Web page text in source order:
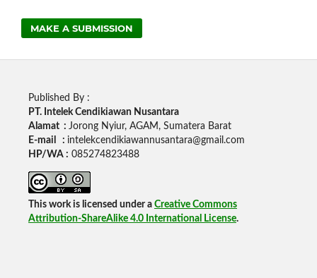
MAKE A SUBMISSION
Published By :
PT. Intelek Cendikiawan Nusantara
Alamat : Jorong Nyiur, AGAM, Sumatera Barat
E-mail : intelekcendikiawannusantara@gmail.com
HP/WA : 085274823488
This work is licensed under a Creative Commons
Attribution-ShareAlike 4.0 International License.